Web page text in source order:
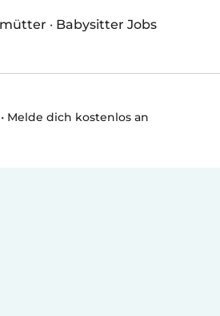
· Babysitter Jobs
• Melde dich kostenlos an